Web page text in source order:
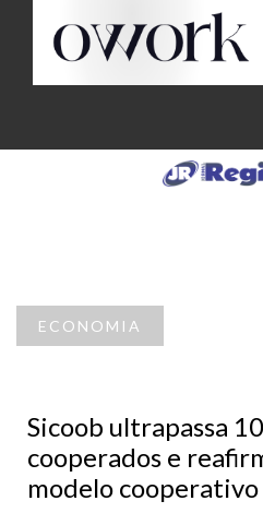
ECONOMIA
Sicoob ultrapassa
cooperados e
modelo